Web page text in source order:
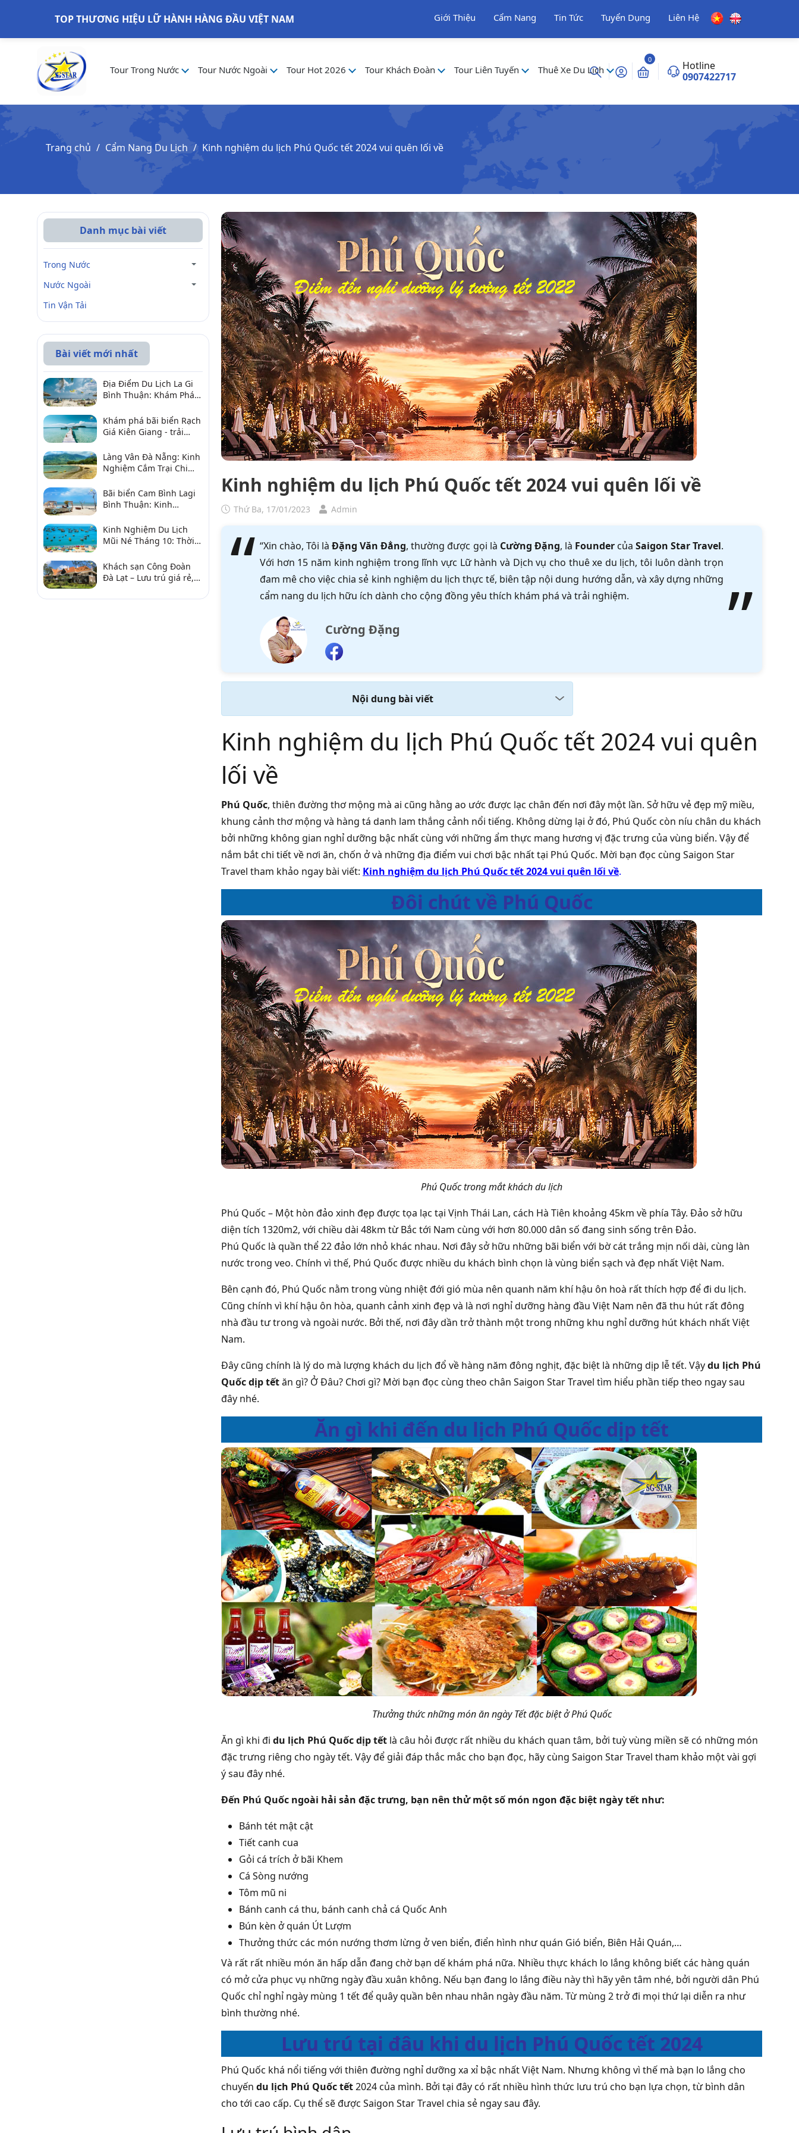
TOP THƯƠNG HIỆU LỮ HÀNH HÀNG ĐẦU VIỆT NAM Giới Thiệu Cẩm Nang Tin Tức Tuyển Dụng Liên Hệ
Tour Trong Nước Tour Nước Ngoài Tour Hot 2026 Tour Khách Đoàn Tour Liên Tuyến Thuê Xe Du Lịch
0
Hotline
0907422717
Trang chủ Cẩm Nang Du Lịch Kinh nghiệm du lịch Phú Quốc tết 2024 vui quên lối về
Kinh nghiệm du lịch Phú Quốc tết 2024 vui quên lối về
Thứ Ba, 17/01/2023 Admin
“Xin chào, Tôi làĐặng Văn Đẳng, thường được gọi là Cường Đặng, là Foundercủa Saigon Star Travel.
Với hơn 15 năm kinh nghiệm trong lĩnh vực Lữ hành và Dịch vụ cho thuê xe du lịch, tôi luôn dành trọn
đam mê cho việc chia sẻ kinh nghiệm du lịch thực tế, biên tập nội dung hướng dẫn, và xây dựng những
cẩm nang du lịch hữu ích dành cho cộng đồng yêu thích khám phá và trải nghiệm.
Cường Đặng
Nội dung bài viết
Kinh nghiệm du lịch Phú Quốc tết 2024 vui quên
lối về
Phú Quốc, thiên đường thơ mộng mà ai cũng hằng ao ước được lạc chân đến nơi đây một lần. Sở hữu vẻ đẹp mỹ miều,
khung cảnh thơ mộng và hàng tá danh lam thắng cảnh nổi tiếng. Không dừng lại ở đó, Phú Quốc còn níu chân du khách
bởi những không gian nghỉ dưỡng bậc nhất cùng với những ẩm thực mang hương vị đặc trưng của vùng biển. Vậy để
nắm bắt chi tiết về nơi ăn, chốn ở và những địa điểm vui chơi bậc nhất tại Phú Quốc. Mời bạn đọc cùng Saigon Star
Travel tham khảo ngay bài viết: Kinh nghiệm du lịch Phú Quốc tết 2024 vui quên lối về.
Đôi chút về Phú Quốc
Phú Quốc trong mắt khách du lịch
Phú Quốc – Một hòn đảo xinh đẹp được tọa lạc tại Vịnh Thái Lan, cách Hà Tiên khoảng 45km về phía Tây. Đảo sở hữu
diện tích 1320m2, với chiều dài 48km từ Bắc tới Nam cùng với hơn 80.000 dân số đang sinh sống trên Đảo.
Phú Quốc là quần thể 22 đảo lớn nhỏ khác nhau. Nơi đây sở hữu những bãi biển với bờ cát trắng mịn nối dài, cùng làn
nước trong veo. Chính vì thế, Phú Quốc được nhiều du khách bình chọn là vùng biển sạch và đẹp nhất Việt Nam.
Bên cạnh đó, Phú Quốc nằm trong vùng nhiệt đới gió mùa nên quanh năm khí hậu ôn hoà rất thích hợp để đi du lịch.
Cũng chính vì khí hậu ôn hòa, quanh cảnh xinh đẹp và là nơi nghỉ dưỡng hàng đầu Việt Nam nên đã thu hút rất đông
nhà đầu tư trong và ngoài nước. Bởi thế, nơi đây dần trở thành một trong những khu nghỉ dưỡng hút khách nhất Việt
Nam.
Đây cũng chính là lý do mà lượng khách du lịch đổ về hàng năm đông nghịt, đặc biệt là những dịp lễ tết. Vậydu lịch Phú
Quốc dịp tếtăn gì? Ở Đâu? Chơi gì? Mời bạn đọc cùng theo chân Saigon Star Travel tìm hiểu phần tiếp theo ngay sau
đây nhé.
Ăn gì khi đến du lịch Phú Quốc dịp tết
Thưởng thức những món ăn ngày Tết đặc biệt ở Phú Quốc
Ăn gì khi đi du lịch Phú Quốc dịp tết là câu hỏi được rất nhiều du khách quan tâm, bởi tuỳ vùng miền sẽ có những món
đặc trưng riêng cho ngày tết. Vậy để giải đáp thắc mắc cho bạn đọc, hãy cùng Saigon Star Travel tham khảo một vài gợi
ý sau đây nhé.
Đến Phú Quốc ngoài hải sản đặc trưng, bạn nên thử một số món ngon đặc biệt ngày tết như:
Bánh tét mật cật
Tiết canh cua
Gỏi cá trích ở bãi Khem
Cá Sòng nướng
Tôm mũ ni
Bánh canh cá thu, bánh canh chả cá Quốc Anh
Bún kèn ở quán Út Lượm
Thưởng thức các món nướng thơm lừng ở ven biển, điển hình như quán Gió biển, Biên Hải Quán,…
Và rất rất nhiều món ăn hấp dẫn đang chờ bạn dế khám phá nữa. Nhiều thực khách lo lắng không biết các hàng quán
có mở cửa phục vụ những ngày đầu xuân không. Nếu bạn đang lo lắng điều này thì hãy yên tâm nhé, bởi người dân Phú
Quốc chỉ nghỉ ngày mùng 1 tết để quây quần bên nhau nhân ngày đầu năm. Từ mùng 2 trở đi mọi thứ lại diễn ra như
bình thường nhé.
Lưu trú tại đâu khi du lịch Phú Quốc tết 2024
Phú Quốc khá nổi tiếng với thiên đường nghỉ dưỡng xa xỉ bậc nhất Việt Nam. Nhưng không vì thế mà bạn lo lắng cho
chuyến du lịch Phú Quốc tết2024 của mình. Bởi tại đây có rất nhiều hình thức lưu trú cho bạn lựa chọn, từ bình dân
cho tới cao cấp. Cụ thể sẽ được Saigon Star Travel chia sẻ ngay sau đây.
Danh mục bài viết
Trong Nước
Nước Ngoài
Tin Vận Tải
Bài viết mới nhất
Địa Điểm Du Lịch La Gi
Bình Thuận: Khám Phá 6
2026
Khám phá bãi biển Rạch
Giá Kiên Giang - trải
Làng Vân Đà Nẵng: Kinh
Nghiệm Cắm Trại Chi
Bãi biển Cam Bình Lagi
Bình Thuận: Kinh
sản, điểm gần
Kinh Nghiệm Du Lịch
Mũi Né Tháng 10: Thời
Khách sạn Công Đoàn
Đà Lạt – Lưu trú giá rẻ,
Hương